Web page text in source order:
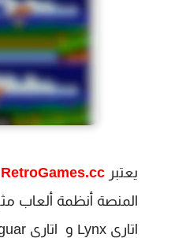
يعتبر RetroGames.cc